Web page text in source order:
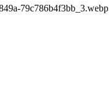
79c786b4f3bb_3.webp